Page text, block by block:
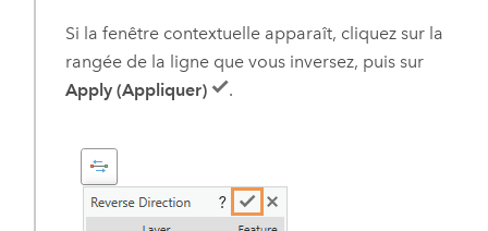
Si la fenêtre contextuelle apparaît, cliquez sur la
rangée de la ligne que vous inversez, puis sur
Apply (Appliquer)
.